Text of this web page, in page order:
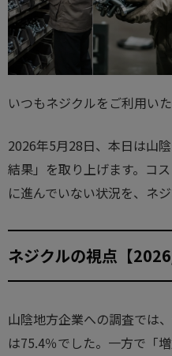
いつもネジクルをご利用い
2026年5月28日、本日は山
結果」を取り上げます。コ
に進んでいない状況を、ネ
ネジクルの視点【
山陰地方企業への調査では
は75.4％でした。一方で「